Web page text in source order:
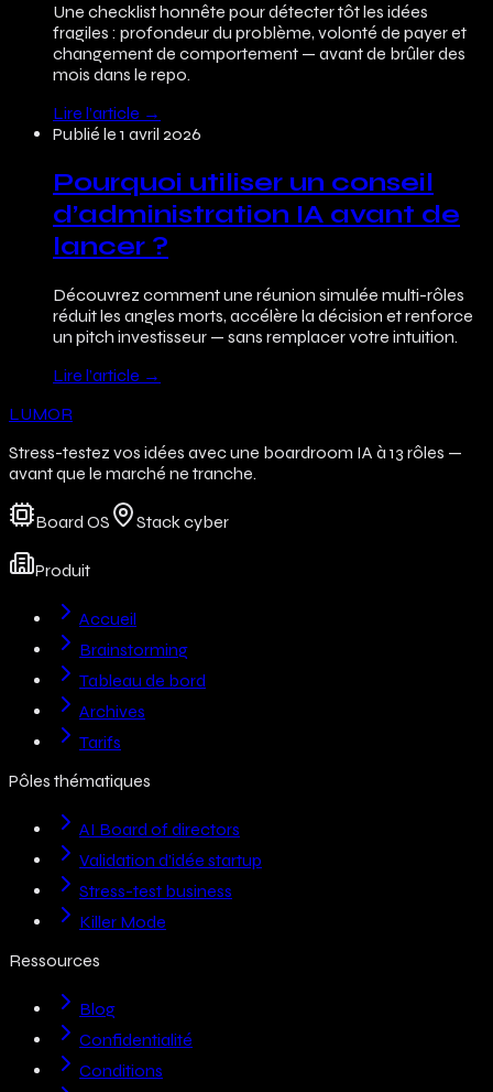
Une checklist honnête pour détecter tôt les idées
fragiles : profondeur du problème, volonté de payer et
changement de comportement — avant de brûler des
mois dans le repo.
Lire l’article →
Publié le 1 avril 2026
Pourquoi utiliser un conseil
d’administration IA avant de
lancer ?
Découvrez comment une réunion simulée multi-rôles
réduit les angles morts, accélère la décision et renforce
un pitch investisseur — sans remplacer votre intuition.
Lire l’article →
LUMOR
Stress-testez vos idées avec une boardroom IA à 13 rôles —
avant que le marché ne tranche.
Board OS Stack cyber
Produit
Accueil
Brainstorming
Tableau de bord
Archives
Tarifs
Pôles thématiques
AI Board of directors
Validation d’idée startup
Stress-test business
Killer Mode
Ressources
Blog
Confidentialité
Conditions